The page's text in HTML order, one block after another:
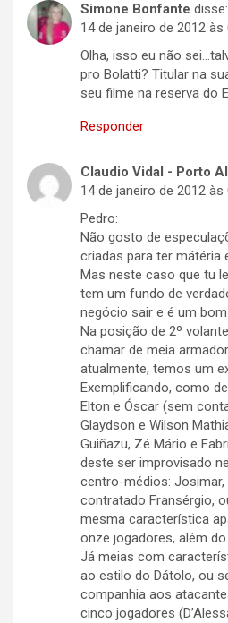
Simone Bonfante disse:
14 de janeiro de 2012 às
Olha, isso eu não
pro Bolatti? Titular na
seu filme na reserva do
Responder
Claudio Vidal - Porto
14 de janeiro de 2012 às
Pedro:
Não gosto de
criadas para ter mátéria
Mas neste caso que tu
tem um fundo de
negócio sair e é um
Na posição de 2º
chamar de meia
atualmente, temos um
Exemplificando, como
Elton e Óscar (sem
Glaydson e Wilson
Guiñazu, Zé Mário e
deste ser improvisado
centro-médios: Josimar,
contratado Fransérgio,
mesma característica
onze jogadores, além
Já meias com
ao estilo do Dátolo, ou
companhia aos
cinco jogadores